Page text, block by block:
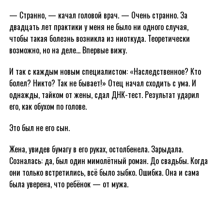
— Странно, — качал головой врач. — Очень странно. За
двадцать лет практики у меня не было ни одного случая,
чтобы такая болезнь возникла из ниоткуда. Теоретически
возможно, но на деле… Впервые вижу.
И так с каждым новым специалистом: «Наследственное? Кто
болел? Никто? Так не бывает!» Отец начал сходить с ума. И
однажды, тайком от жены, сдал ДНК-тест. Результат ударил
его, как обухом по голове.
Это был не его сын.
Жена, увидев бумагу в его руках, остолбенела. Зарыдала.
Созналась: да, был один мимолётный роман. До свадьбы. Когда
они только встретились, всё было зыбко. Ошибка. Она и сама
была уверена, что ребёнок — от мужа.